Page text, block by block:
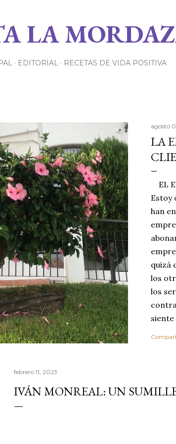
LA
EDITORIAL RECETAS DE VIDA POSITIVA
agosto
LA
EL
Estoy
han
quizá
los
los
siente
febrero 11, 2023
IVÁN MONREAL: UN